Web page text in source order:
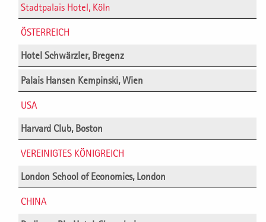
Stadtpalais Hotel, Köln
ÖSTERREICH
Hotel Schwärzler, Bregenz
Palais Hansen Kempinski, Wien
USA
Harvard Club, Boston
VEREINIGTES KÖNIGREICH
London School of Economics, London
CHINA